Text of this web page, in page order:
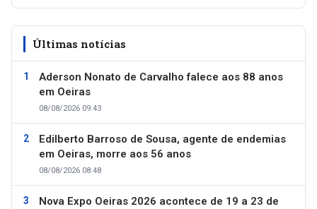
Últimas notícias
Aderson Nonato de Carvalho falece aos 88 anos
em Oeiras
08/08/2026 09:43
Edilberto Barroso de Sousa, agente de endemias
em Oeiras, morre aos 56 anos
08/08/2026 08:48
Nova Expo Oeiras 2026 acontece de 19 a 23 de